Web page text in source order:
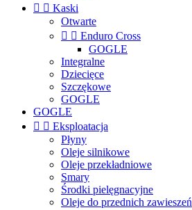
  Kaski
Otwarte
  Enduro Cross
GOGLE
Integralne
Dziecięce
Szczękowe
GOGLE
GOGLE
  Eksploatacja
Płyny
Oleje silnikowe
Oleje przekładniowe
Smary
Środki pielęgnacyjne
Oleje do przednich zawieszeń